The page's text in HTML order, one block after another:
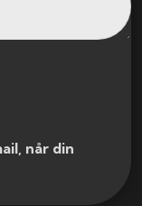
når din